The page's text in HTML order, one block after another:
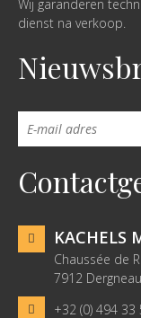
Wij garanderen
dienst na verkoop.
KACHELS
Chaussée de
7912 Dergneau
+32 (0) 494 33